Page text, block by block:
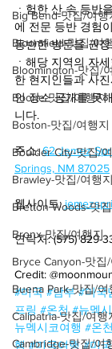
Big Bend-맛집/여행
Bloomfield-맛집/여
Bloomington-맛집/
Boone-맛집/여행지
Boston-맛집/여행지
Boulder City-맛집/
Brawley-맛집/여행지
Bretton Woods-맛
Bronx-맛집/여행지
Bryce Canyon-맛집
Buena Park-맛집/여
Calipatria-맛집/여행
Cambridge-맛집/여
ㆍ험한 산 속 등반
에 전문 등반 경험
동반한 방문을 권
ㆍ해당 지역의 자
한 현지인들과 사
인 장소 공개를 못
니다.
주소: 62 Jemez
Springs, NM 87025
웹사이트:
연락처: (575) 829-
Credit:
#미국 #남부 #미국
프링 #온천 #뉴멕
뉴멕시코여행 #온
행 #미국여행 #미